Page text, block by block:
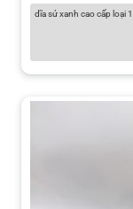
dĩa sứ xanh cao cấp loại 1